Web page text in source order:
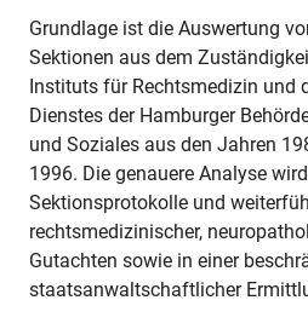
Grundlage ist die Auswertung
Sektionen aus dem
Instituts für Rechtsmedizin und
Dienstes der Hamburger
und Soziales aus den Jahren
1996. Die genauere Analyse
Sektionsprotokolle und
rechtsmedizinischer,
Gutachten sowie in einer
staatsanwaltschaftlicher